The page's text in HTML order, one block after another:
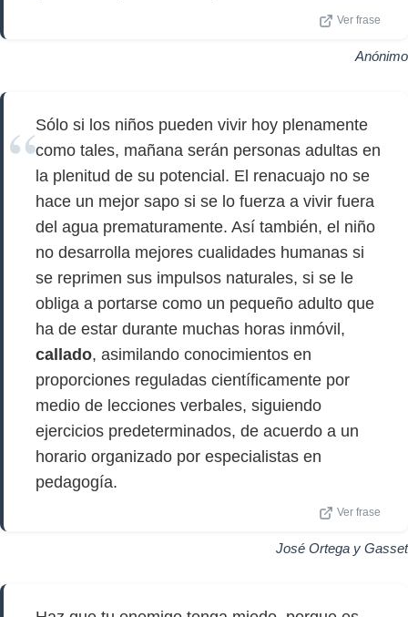
Ver frase
Anónimo
Sólo si los niños pueden vivir hoy plenamente
como tales, mañana serán personas adultas en
la plenitud de su potencial. El renacuajo no se
hace un mejor sapo si se lo fuerza a vivir fuera
del agua prematuramente. Así también, el niño
no desarrolla mejores cualidades humanas si
se reprimen sus impulsos naturales, si se le
obliga a portarse como un pequeño adulto que
ha de estar durante muchas horas inmóvil,
callado, asimilando conocimientos en
proporciones reguladas científicamente por
medio de lecciones verbales, siguiendo
ejercicios predeterminados, de acuerdo a un
horario organizado por especialistas en
pedagogía.
Ver frase
José Ortega y Gasset